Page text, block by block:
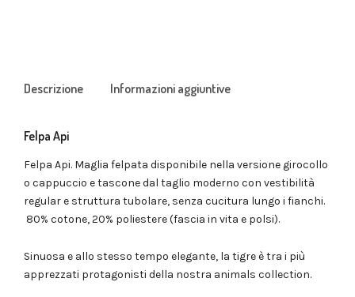
Descrizione Informazioni aggiuntive
Felpa Api
Felpa Api. Maglia felpata disponibile nella versione girocollo
o cappuccio e tascone dal taglio moderno con vestibilità
regular e struttura tubolare, senza cucitura lungo i fianchi.
80% cotone, 20% poliestere (fascia in vita e polsi).
Sinuosa e allo stesso tempo elegante, la tigre è tra i più
apprezzati protagonisti della nostra animals collection.